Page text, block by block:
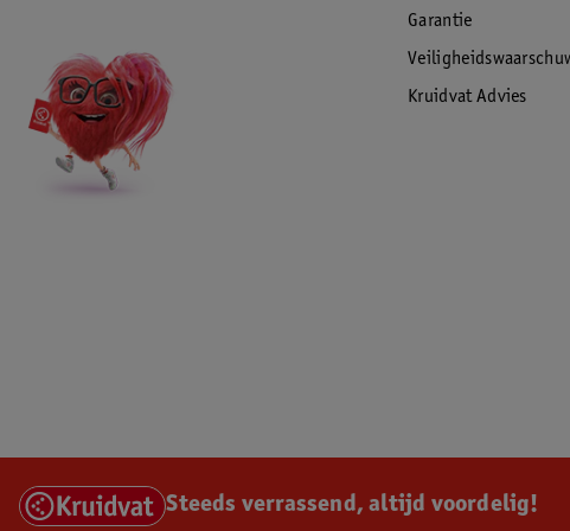
Verwijderbare bumperbar
Magnetische 5 punt gordel
Vering in alle wielen
Grote voetrem
Makkelijke bevestigingspunten voor de luiertas
EAN code:7423645383346
Garantie
Kruidvat Advies
Steeds verrassend, altijd voordelig!